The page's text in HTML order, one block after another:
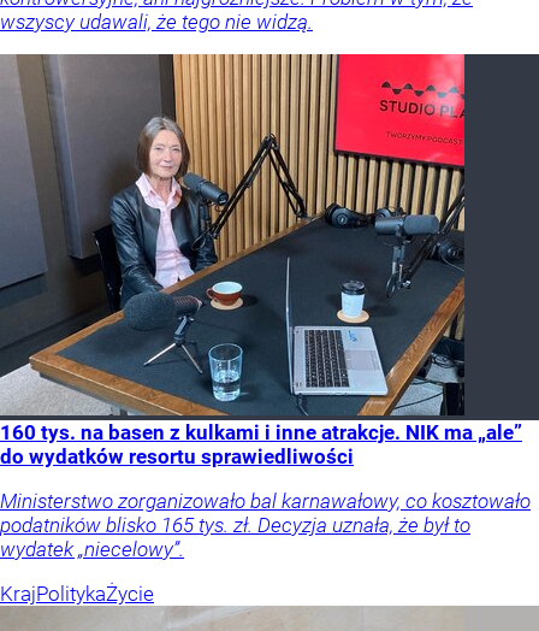
wszyscy udawali, że tego nie widzą.
160 tys. na basen z kulkami i inne atrakcje. NIK ma „ale”
do wydatków resortu sprawiedliwości
Ministerstwo zorganizowało bal karnawałowy, co kosztowało
podatników blisko 165 tys. zł. Decyzja uznała, że był to
wydatek „niecelowy”.
KrajPolitykaŻycie